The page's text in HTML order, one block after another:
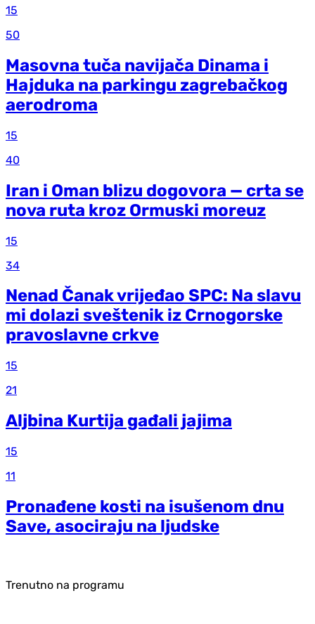
15
50
Masovna tuča navijača Dinama i
Hajduka na parkingu zagrebačkog
aerodroma
15
40
Iran i Oman blizu dogovora — crta se
nova ruta kroz Ormuski moreuz
15
34
Nenad Čanak vrijeđao SPC: Na slavu
mi dolazi sveštenik iz Crnogorske
pravoslavne crkve
15
21
Aljbina Kurtija gađali jajima
15
11
Pronađene kosti na isušenom dnu
Save, asociraju na ljudske
Trenutno na programu